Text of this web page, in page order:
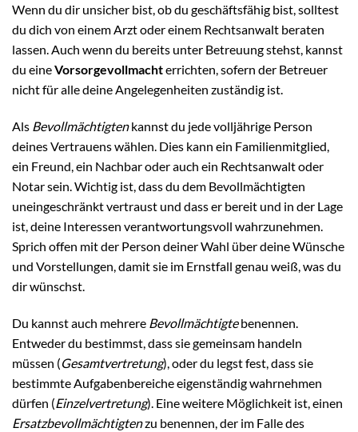
Wenn du dir unsicher bist, ob du geschäftsfähig bist, solltest
du dich von einem Arzt oder einem Rechtsanwalt beraten
lassen. Auch wenn du bereits unter Betreuung stehst, kannst
du eineVorsorgevollmachterrichten, sofern der Betreuer
nicht für alle deine Angelegenheiten zuständig ist.
Als Bevollmächtigtenkannst du jede volljährige Person
deines Vertrauens wählen. Dies kann ein Familienmitglied,
ein Freund, ein Nachbar oder auch ein Rechtsanwalt oder
Notar sein. Wichtig ist, dass du dem Bevollmächtigten
uneingeschränkt vertraust und dass er bereit und in der Lage
ist, deine Interessen verantwortungsvoll wahrzunehmen.
Sprich offen mit der Person deiner Wahl über deine Wünsche
und Vorstellungen, damit sie im Ernstfall genau weiß, was du
dir wünschst.
Du kannst auch mehrere Bevollmächtigtebenennen.
Entweder du bestimmst, dass sie gemeinsam handeln
müssen (Gesamtvertretung), oder du legst fest, dass sie
bestimmte Aufgabenbereiche eigenständig wahrnehmen
dürfen (Einzelvertretung). Eine weitere Möglichkeit ist, einen
Ersatzbevollmächtigtenzu benennen, der im Falle des